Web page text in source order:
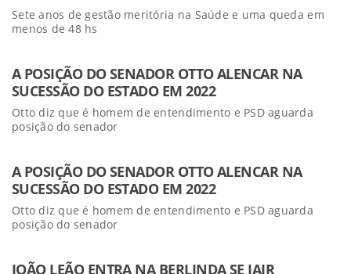
Sete anos de gestão meritória na Saúde e uma queda em
menos de 48 hs
A POSIÇÃO DO SENADOR OTTO ALENCAR NA
SUCESSÃO DO ESTADO EM 2022
Otto diz que é homem de entendimento e PSD aguarda
posição do senador
A POSIÇÃO DO SENADOR OTTO ALENCAR NA
SUCESSÃO DO ESTADO EM 2022
Otto diz que é homem de entendimento e PSD aguarda
posição do senador
JOÃO LEÃO ENTRA NA BERLINDA SE JAIR